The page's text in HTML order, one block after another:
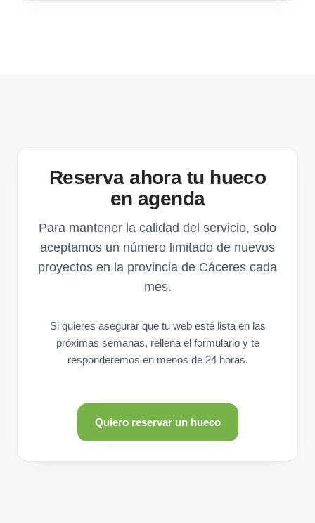
Reserva ahora tu hueco
en agenda
Para mantener la calidad del servicio, solo
aceptamos un número limitado de nuevos
proyectos en la provincia de Cáceres cada
mes.
Si quieres asegurar que tu web esté lista en las
próximas semanas, rellena el formulario y te
responderemos en menos de 24 horas.
Quiero reservar un hueco